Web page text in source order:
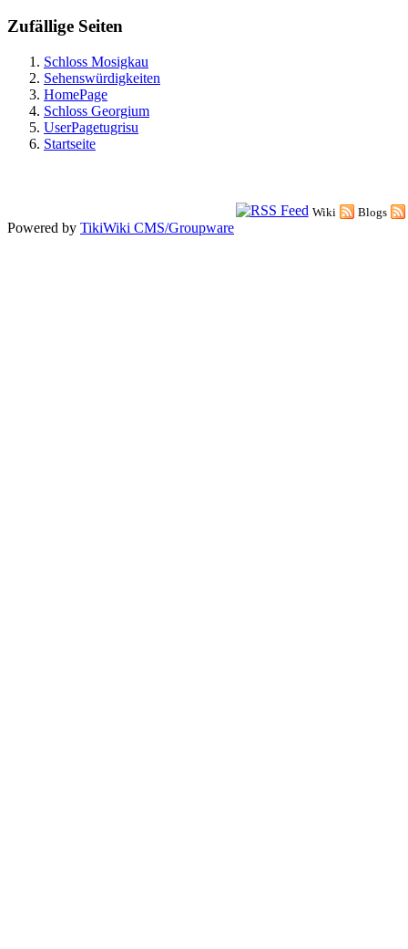
Zufällige Seiten
Schloss Mosigkau
Sehenswürdigkeiten
HomePage
Schloss Georgium
UserPagetugrisu
Startseite
Wiki Blogs
Powered by TikiWiki CMS/Groupware